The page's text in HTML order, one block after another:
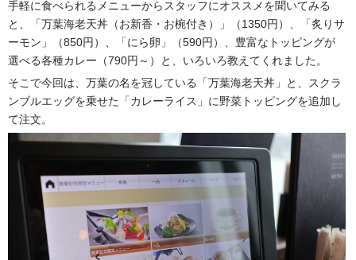
手軽に食べられるメニューからスタッフにオススメを聞いてみる
と、「万葉海老天丼（お新香・お椀付き）」（1350円）、「炙りサ
ーモン」（850円）、「にら卵」（590円）、豊富なトッピングが
選べる各種カレー（790円～）と、いろいろ教えてくれました。
そこで今回は、万葉の名を冠している「万葉海老天丼」と、スクラ
ンブルエッグを乗せた「カレーライス」に野菜トッピングを追加し
て注文。